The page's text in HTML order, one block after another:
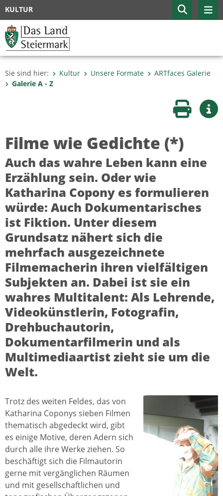
KULTUR
Sie sind hier: Kultur Unsere Formate
ARTfaces Galerie
Galerie A - Z
Seite
Filme wie Gedichte (*)
Auch das wahre Leben kann eine
Erzählung sein. Oder wie
Katharina Copony es formulieren
würde: Auch Dokumentarisches
ist Fiktion. Unter diesem
Grundsatz nähert sich die
mehrfach ausgezeichnete
Filmemacherin ihren vielfältigen
Subjekten an. Dabei ist sie ein
wahres Multitalent: Als Lehrende,
Videokünstlerin, Fotografin,
Drehbuchautorin,
Dokumentarfilmerin und als
Multimediaartist zieht sie um die
Welt.
Trotz des weiten Feldes, das von
Katharina Coponys sieben Filmen
thematisch abgedeckt wird, gibt
es einige Motive, deren Adern sich
durch alle ihre Werke ziehen. So
beschäftigt sich die Filmautorin
gerne mit vergänglichen Räumen
und mit gesellschaftlichen und